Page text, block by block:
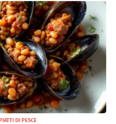
DI PESCE